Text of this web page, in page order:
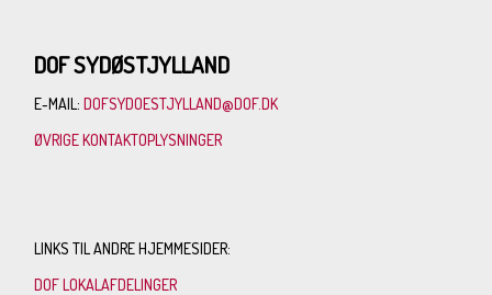
DOF SYDØSTJYLLAND
E-MAIL:DOFSYDOESTJYLLAND@DOF.DK
ØVRIGE KONTAKTOPLYSNINGER
LINKS TIL ANDRE HJEMMESIDER:
DOF LOKALAFDELINGER